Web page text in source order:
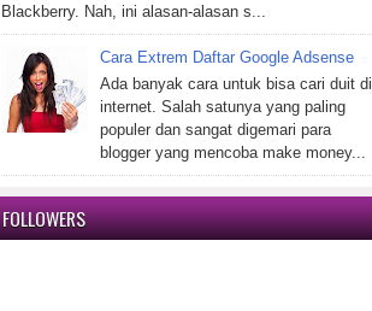
Blackberry. Nah, ini alasan-alasan s...
Cara Extrem Daftar Google Adsense
Ada banyak cara untuk bisa cari duit di
internet. Salah satunya yang paling
populer dan sangat digemari para
blogger yang mencoba make money...
FOLLOWERS